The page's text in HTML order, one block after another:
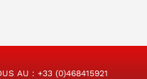
AU : +33 (0)468415921